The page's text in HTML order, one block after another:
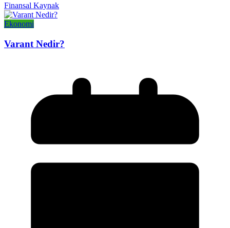
Finansal Kaynak
Ekonomi
Varant Nedir?